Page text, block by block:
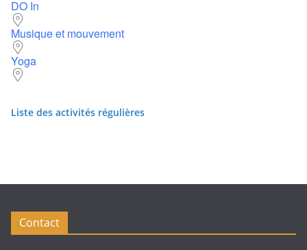
DO In
Musique et mouvement
Yoga
Liste des activités régulières
Contact